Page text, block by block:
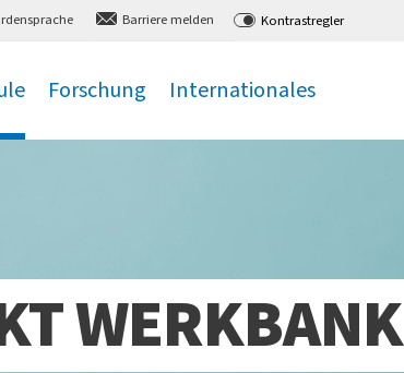
, Barriere melden Kontrastregler
Forschung Internationales
WERKBANK